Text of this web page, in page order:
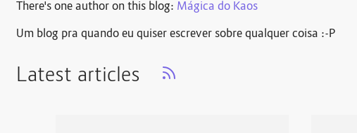
There's one author on this blog: Mágica do Kaos
Um blog pra quando eu quiser escrever sobre qualquer coisa :⁠-⁠P
Latest articles